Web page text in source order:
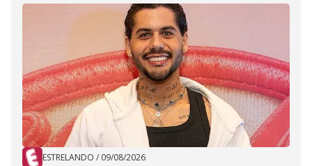
ESTRELANDO / 09/08/2026